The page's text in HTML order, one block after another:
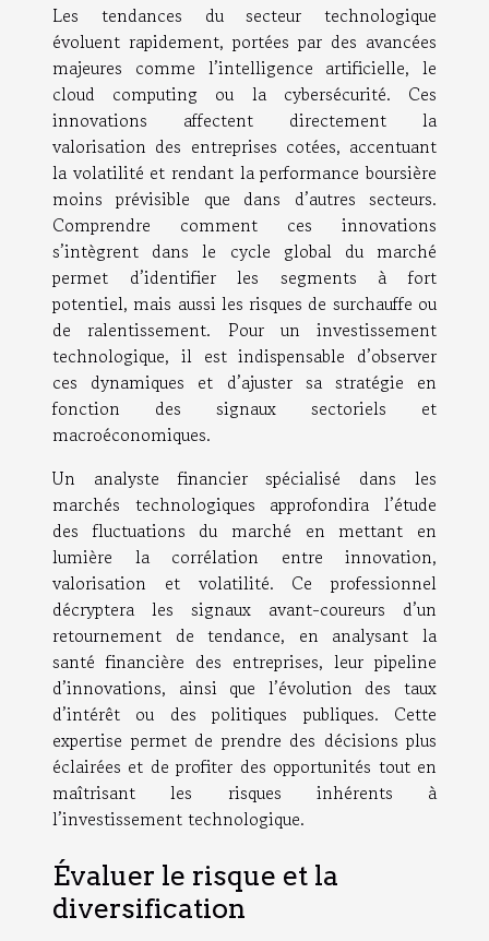
Les tendances du secteur technologique
évoluent rapidement, portées par des avancées
majeures comme l’intelligence artificielle, le
cloud computing ou la cybersécurité. Ces
innovations affectent directement la
valorisation des entreprises cotées, accentuant
la volatilité et rendant la performance boursière
moins prévisible que dans d’autres secteurs.
Comprendre comment ces innovations
s’intègrent dans le cycle global du marché
permet d’identifier les segments à fort
potentiel, mais aussi les risques de surchauffe ou
de ralentissement. Pour un investissement
technologique, il est indispensable d’observer
ces dynamiques et d’ajuster sa stratégie en
fonction des signaux sectoriels et
macroéconomiques.
Un analyste financier spécialisé dans les
marchés technologiques approfondira l’étude
des fluctuations du marché en mettant en
lumière la corrélation entre innovation,
valorisation et volatilité. Ce professionnel
décryptera les signaux avant-coureurs d’un
retournement de tendance, en analysant la
santé financière des entreprises, leur pipeline
d’innovations, ainsi que l’évolution des taux
d’intérêt ou des politiques publiques. Cette
expertise permet de prendre des décisions plus
éclairées et de profiter des opportunités tout en
maîtrisant les risques inhérents à
l’investissement technologique.
Évaluer le risque et la
diversification